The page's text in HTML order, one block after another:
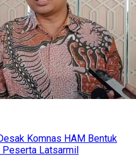
Komnas HAM Bentuk
Latsarmil